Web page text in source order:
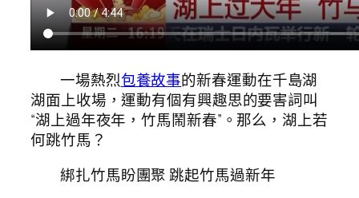
一場熱烈包養故事的新春運動在千島湖
湖面上收場，運動有個有興趣思的要害詞叫
“湖上過年夜年，竹馬鬧新春”。那么，湖上若
何跳竹馬？
綁扎竹馬盼團聚 跳起竹馬過新年